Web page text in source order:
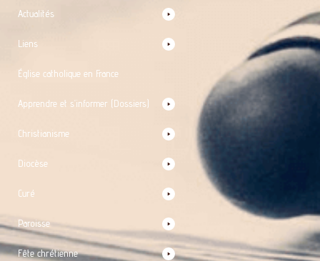
Actualités
Liens
Église catholique en France
Apprendre et s’informer (Dossiers)
Christianisme
Diocèse
Curé
Paroisse
Fête chrétienne